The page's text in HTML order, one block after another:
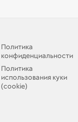
Политика
конфиденциальности
Политика
использования куки
(cookie)